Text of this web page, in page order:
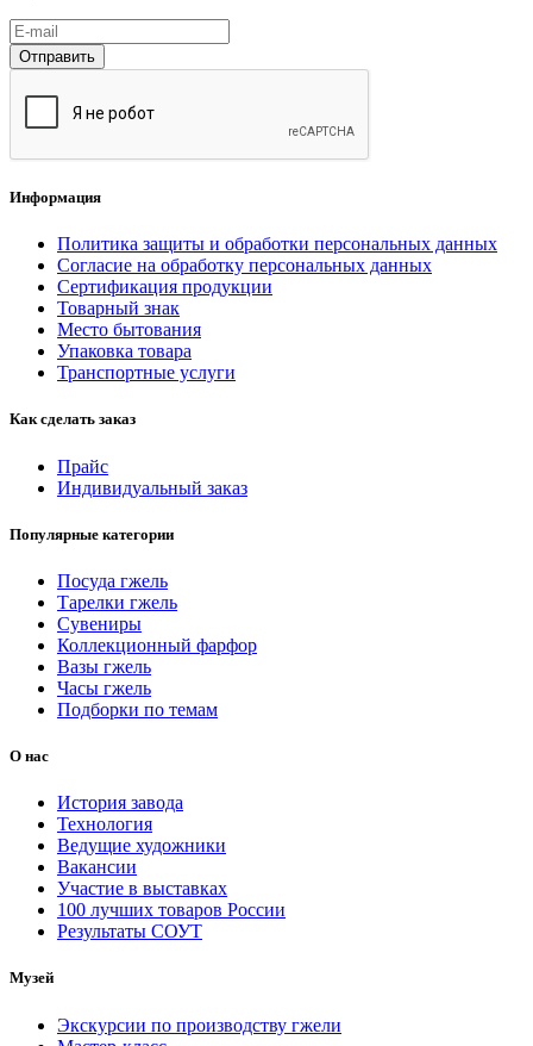
Отправить
Информация
Политика защиты и обработки персональных данных
Согласие на обработку персональных данных
Сертификация продукции
Товарный знак
Место бытования
Упаковка товара
Транспортные услуги
Как сделать заказ
Прайс
Индивидуальный заказ
Популярные категории
Посуда гжель
Тарелки гжель
Сувениры
Коллекционный фарфор
Вазы гжель
Часы гжель
Подборки по темам
О нас
История завода
Технология
Ведущие художники
Вакансии
Участие в выставках
100 лучших товаров России
Результаты СОУТ
Музей
Экскурсии по производству гжели